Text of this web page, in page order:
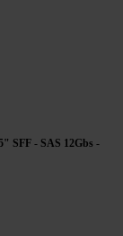
SFF - SAS 12Gbs -